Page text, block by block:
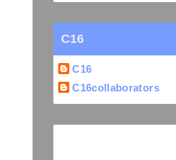
C16
C16
C16collaborators